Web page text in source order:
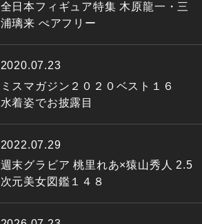
全日本フィギュア特集 木原龍一・三
浦璃来 ぺアフリー
2020.07.23
ミスマガジン２０２０ベスト１６
水着姿でお披露目
2022.07.29
週末グラビア 桃里れあ×猿山秀人 2.5
次元美女図鑑１４８